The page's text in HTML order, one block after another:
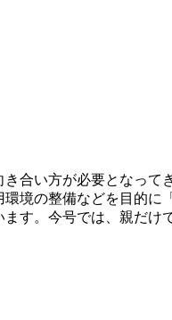
合い方が必要となって
境の整備などを目的
す。今号では、親だ